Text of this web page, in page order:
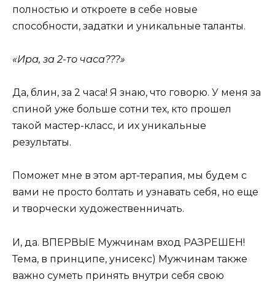
полностью и откроете в себе новые
способности, задатки и уникальные таланты.
«Ира, за 2-то часа???»
Да, блин, за 2 часа! Я знаю, что говорю. У меня за
спиной уже больше сотни тех, кто прошел
такой мастер-класс, и их уникальные
результаты.
Поможет мне в этом арт-терапия, мы будем с
вами не просто болтать и узнавать себя, но еще
и творчески художественничать.
И, да. ВПЕРВЫЕ Мужчинам вход РАЗРЕШЕН!
Тема, в принципе, унисекс) Мужчинам также
важно суметь принять внутри себя свою